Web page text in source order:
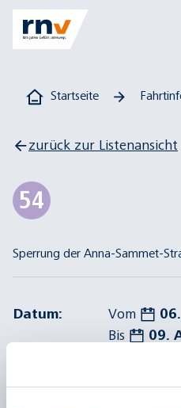
Startseite
zurück zur Listenansicht
54
Sperrung der Anna-Sammet-
Datum: Vom
Bis
09.